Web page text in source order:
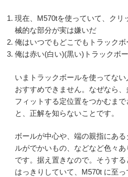
現在、M570tを使っていて、クリ
械的な部分が実は嫌いだ
俺はいつでもどこでもトラック
俺は赤い(白い)(黒い)トラックボ
いまトラックボールを使ってな
おすすめできません。なぜなら、
フィットする定位置をつかむま
と、正解を知らないことです。
ボールが中心や、端の親指にあ
ルがでかいもの、などなど色々
です。据え置きなので。そうす
はっきりしていて、M570t に至